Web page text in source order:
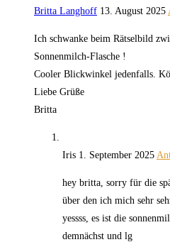
Britta Langhoff 13. August 2025
Ich schwanke beim Rätselbild
Sonnenmilch-Flasche !
Cooler Blickwinkel jedenfalls.
Liebe Grüße
Britta
Iris 1. September 2025
hey britta, sorry für die
über den ich mich sehr
yessss, es ist die
demnächst und lg